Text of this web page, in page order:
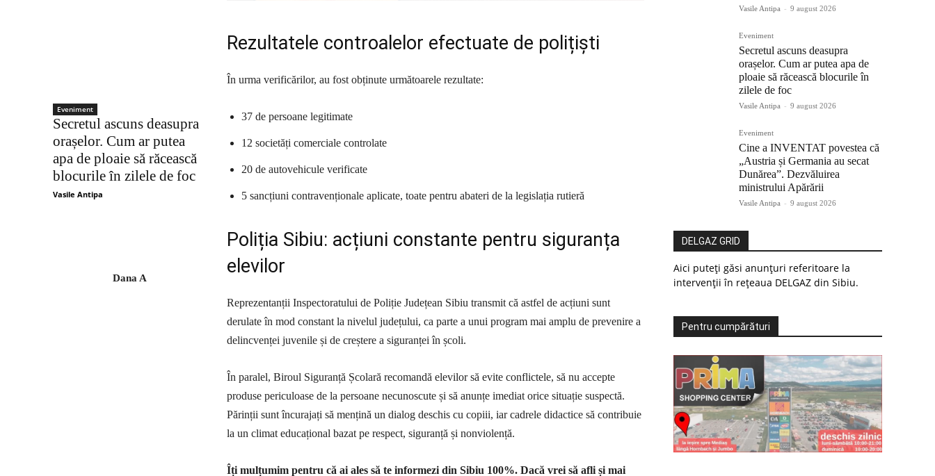
Eveniment
Secretul ascuns deasupra
orașelor. Cum ar putea
apa de ploaie să răcească
blocurile în zilele de foc
Vasile Antipa
Dana A
Rezultatele controalelor efectuate de polițiști
În urma verificărilor, au fost obținute următoarele rezultate:
37 de persoane legitimate
12 societăți comerciale controlate
20 de autovehicule verificate
5 sancțiuni contravenționale aplicate, toate pentru abateri de la legislația rutieră
Poliția Sibiu: acțiuni constante pentru siguranța
elevilor
Reprezentanții Inspectoratului de Poliție Județean Sibiu transmit că astfel de acțiuni sunt
derulate în mod constant la nivelul județului, ca parte a unui program mai amplu de prevenire a
delincvenței juvenile și de creștere a siguranței în școli.
În paralel, Biroul Siguranță Școlară recomandă elevilor să evite conflictele, să nu accepte
produse periculoase de la persoane necunoscute și să anunțe imediat orice situație suspectă.
Părinții sunt încurajați să mențină un dialog deschis cu copiii, iar cadrele didactice să contribuie
la un climat educațional bazat pe respect, siguranță și nonviolență.
Îți mulțumim pentru că ai ales să te informezi din Sibiu 100%. Dacă vrei să afli și mai
Vasile Antipa - 9 august 2026
Eveniment
Secretul ascuns deasupra
orașelor. Cum ar putea apa de
ploaie să răcească blocurile în
zilele de foc
Vasile Antipa - 9 august 2026
Eveniment
Cine a INVENTAT povestea că
„Austria și Germania au secat
Dunărea”. Dezvăluirea
ministrului Apărării
Vasile Antipa - 9 august 2026
DELGAZ GRID
Aici puteți găsi anunțuri referitoare la
intervenții în rețeaua DELGAZ din Sibiu.
Pentru cumpărături